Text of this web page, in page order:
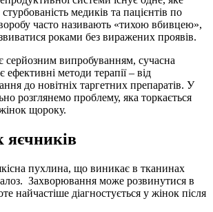
медиків та пацієнтів по
часто називають «тихою вбивцею»,
роками без виражених проявів.
серйозним випробуванням, сучасна
методи терапії – від
до новітніх таргетних препаратів. У
розглянемо проблему, яка торкається
щороку.
пухлина, що виникає в тканинах
Захворювання може розвинутися в
найчастіше діагностується у жінок після